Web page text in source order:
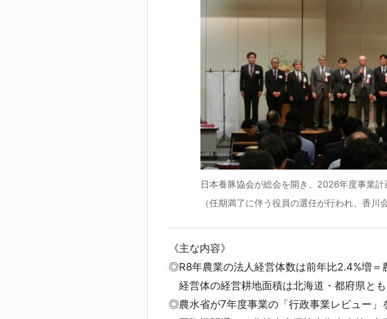
日本養豚協会が総会を開き、2026年度事業
（任期満了に伴う役員の選任が行われ、香川
《主な内容》
◎R8年農業の法人経営体数は前年比2.4%増＝
経営体の経営耕地面積は北海道・都府県と
◎農水省が7年度事業の「行政事業レビュー」